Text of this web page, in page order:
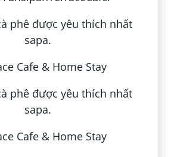
Cafe & Home Stay
Cafe & Home Stay